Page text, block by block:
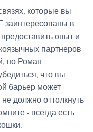
которые вы
заинтересованы в
опыт и
партнеров
но Роман
что вы
барьер может
должно оттолкнуть
- всегда есть